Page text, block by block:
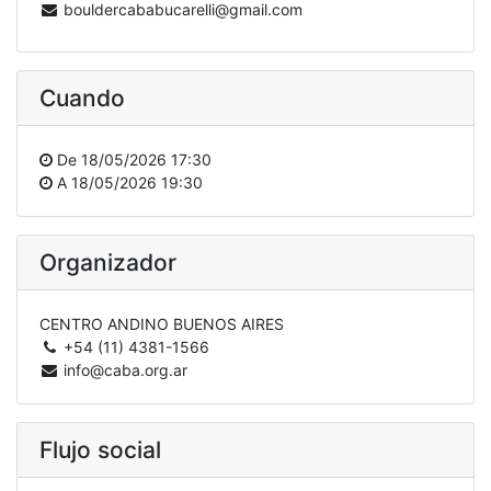
bouldercababucarelli@gmail.com
Cuando
De 18/05/2026 17:30
A 18/05/2026 19:30
Organizador
CENTRO ANDINO BUENOS AIRES
+54 (11) 4381-1566
info@caba.org.ar
Flujo social